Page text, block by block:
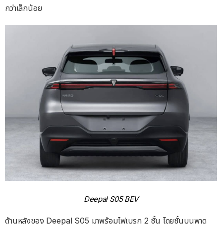
กว่าเล็กน้อย
Deepal S05 BEV
ด้านหลังของ Deepal S05 มาพร้อมไฟเบรก 2 ชั้น โดยชั้นบนพาด